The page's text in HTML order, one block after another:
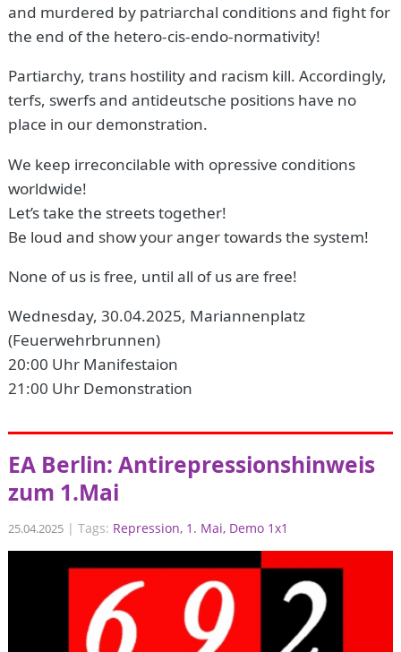
and murdered by patriarchal conditions and fight for
the end of the hetero-cis-endo-normativity!
Partiarchy, trans hostility and racism kill. Accordingly,
terfs, swerfs and antideutsche positions have no
place in our demonstration.
We keep irreconcilable with opressive conditions
worldwide!
Let’s take the streets together!
Be loud and show your anger towards the system!
None of us is free, until all of us are free!
Wednesday, 30.04.2025, Mariannenplatz
(Feuerwehrbrunnen)
20:00 Uhr Manifestaion
21:00 Uhr Demonstration
EA Berlin: Antirepressionshinweis
zum 1.Mai
25.04.2025 |Tags: Repression 1. Mai Demo 1x1